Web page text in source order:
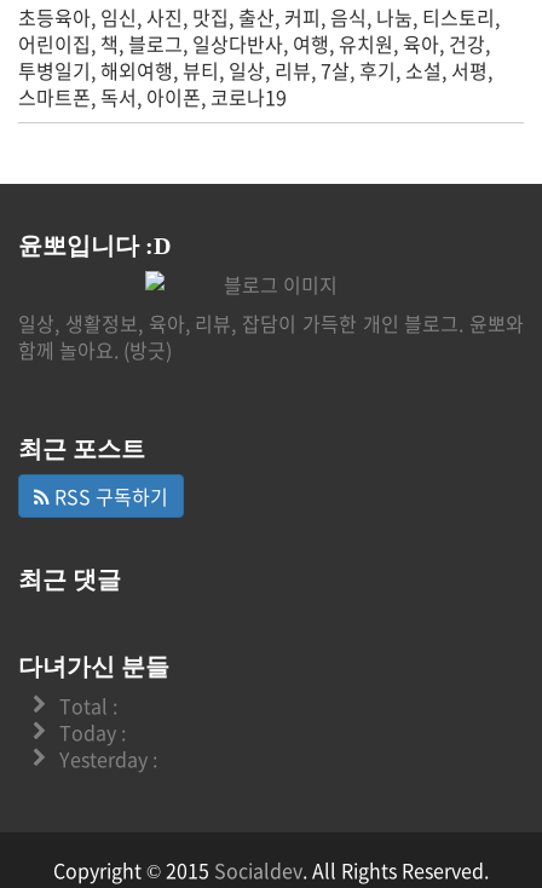
초등육아 임신 사진 맛집 출산 커피 음식 나눔 티스토리
어린이집 책 블로그 일상다반사 여행 유치원 육아 건강
투병일기 해외여행 뷰티 일상 리뷰 7살 후기 소설 서평
스마트폰 독서 아이폰 코로나19
윤뽀입니다 :D
일상, 생활정보, 육아, 리뷰, 잡담이 가득한 개인 블로그. 윤뽀와
함께 놀아요. (방긋)
최근 포스트
RSS 구독하기
최근 댓글
다녀가신 분들
Total :
Today :
Yesterday :
Copyright © 2015 Socialdev. All Rights Reserved.